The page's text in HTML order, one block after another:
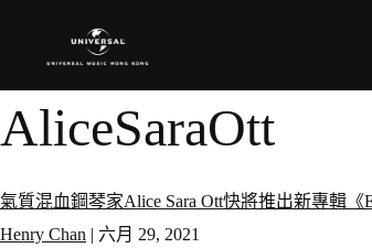
AliceSaraOtt
氣質混血鋼琴家Alice Sara Ott快將推出新專輯《
Henry Chan | 六月 29, 2021